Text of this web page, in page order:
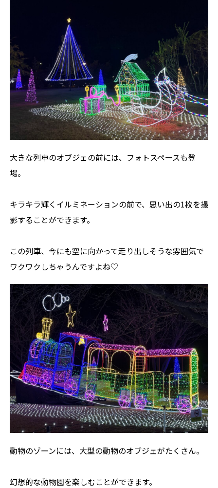
大きな列車のオブジェの前には、フォトスペースも登
場。
キラキラ輝くイルミネーションの前で、思い出の1枚を撮
影することができます。
この列車、今にも空に向かって走り出しそうな雰囲気で
ワクワクしちゃうんですよね♡
動物のゾーンには、大型の動物のオブジェがたくさん。
幻想的な動物園を楽しむことができます。